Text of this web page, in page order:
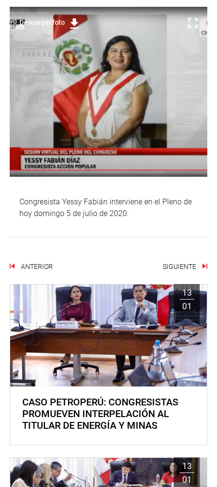
Descargar foto
Congresista Yessy Fabián interviene en el Pleno de
hoy domingo 5 de julio de 2020.
ANTERIOR SIGUIENTE
13
01
CASO PETROPERÚ: CONGRESISTAS
PROMUEVEN INTERPELACIÓN AL
TITULAR DE ENERGÍA Y MINAS
13
01